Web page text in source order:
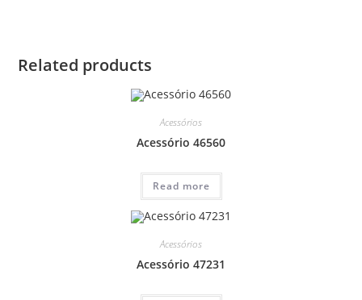
Related products
Acessórios
Acessório 46560
Read more
Acessórios
Acessório 47231